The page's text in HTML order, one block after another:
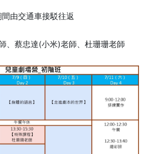
通車接駁往返
、蔡忠達(小米)老師、杜珊珊老師